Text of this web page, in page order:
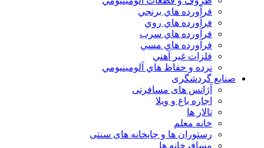
فرآورده هاي برنجي
فرآورده هاي روي
فرآورده هاي سرب
فرآورده هاي مسي
فلزات غير آهني
نرده و حفاظ هاي آلومينيومي
صنایع گردشگری
آژانس های مسافرتی
اجاره باغ و ویلا
تالار ها
خانه معلم
رستوران ها و چایخانه های سنتی
مسافرخانه ها